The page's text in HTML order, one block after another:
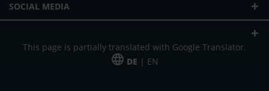
SOCIAL MEDIA
This page is partially translated with Google Translator.
DE | EN